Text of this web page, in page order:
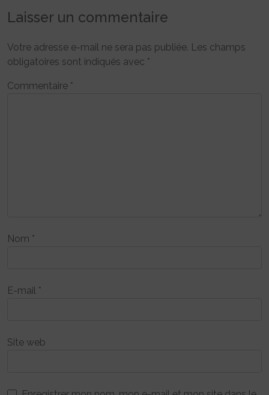
Laisser un commentaire
Votre adresse e-mail ne sera pas publiée. Les champs
obligatoires sont indiqués avec *
Commentaire *
Nom *
E-mail *
Site web